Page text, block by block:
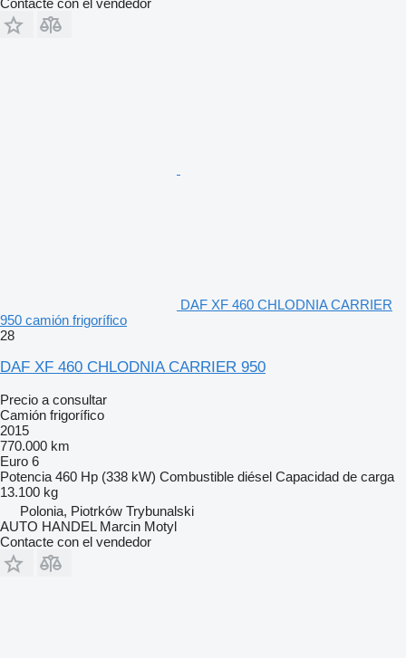
DAF XF 460 CHLODNIA CARRIER
950 camión frigorífico
28
DAF XF 460 CHLODNIA CARRIER 950
Precio a consultar
Camión frigorífico
2015
770.000 km
Euro 6
Potencia 460 Hp (338 kW) Combustible diésel Capacidad de carga
13.100 kg
Polonia, Piotrków Trybunalski
AUTO HANDEL Marcin Motyl
Contacte con el vendedor